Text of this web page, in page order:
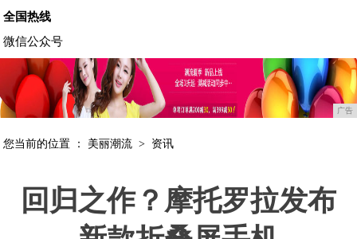
全国热线
微信公众号
广告
您当前的位置 ： 美丽潮流 > 资讯
回归之作？摩托罗拉发布